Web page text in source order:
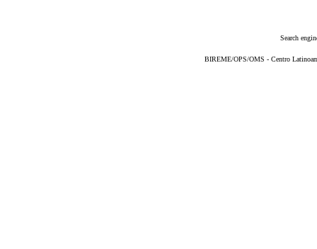
Search
BIREME/OPS/OMS - Centro